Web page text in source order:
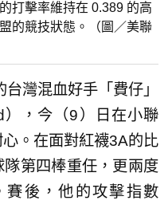
打擊率維持在 0.389 的高
的競技狀態。（圖／美聯
灣混血好手「費仔」
），今（9）日在小聯
。在面對紅襪3A的比
第四棒重任，更兩度
賽後，他的攻擊指數